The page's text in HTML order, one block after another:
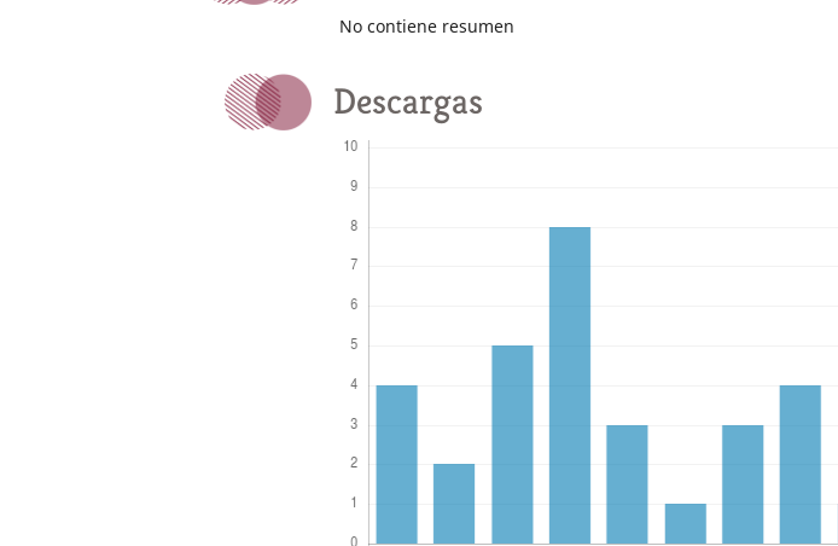
No contiene resumen
Descargas